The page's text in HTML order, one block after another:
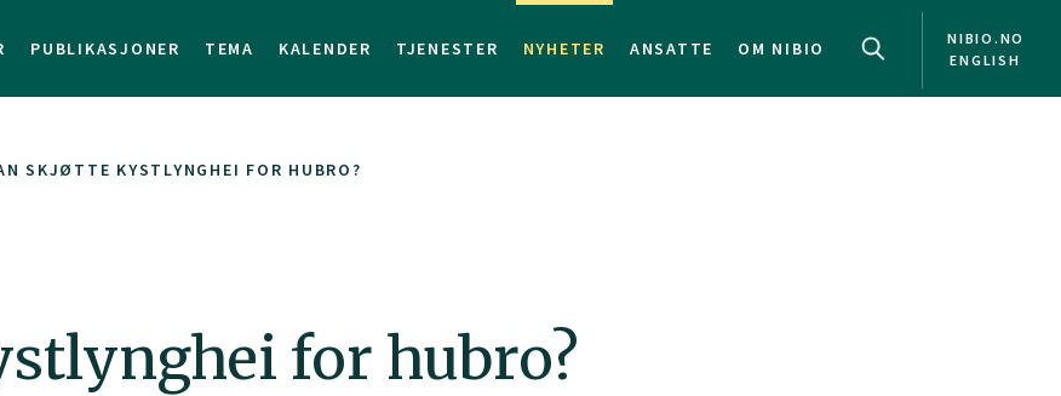
PUBLIKASJONER TEMA KALENDER TJENESTER NYHETER ANSATTE OM NIBIO
NIBIO.NO
ENGLISH
SKJØTTE KYSTLYNGHEI FOR HUBRO?
for hubro?